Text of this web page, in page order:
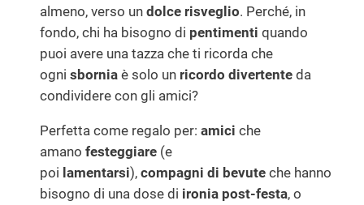
almeno, verso un dolce risveglio. Perché, in
fondo, chi ha bisogno di pentimenti quando
puoi avere una tazza che ti ricorda che
ogni sborniaè solo un ricordo divertenteda
condividere con gli amici?
Perfetta come regalo per: amici che
amano festeggiare(e
poi lamentarsi), compagni di bevuteche hanno
bisogno di una dose di ironia post-festa, o